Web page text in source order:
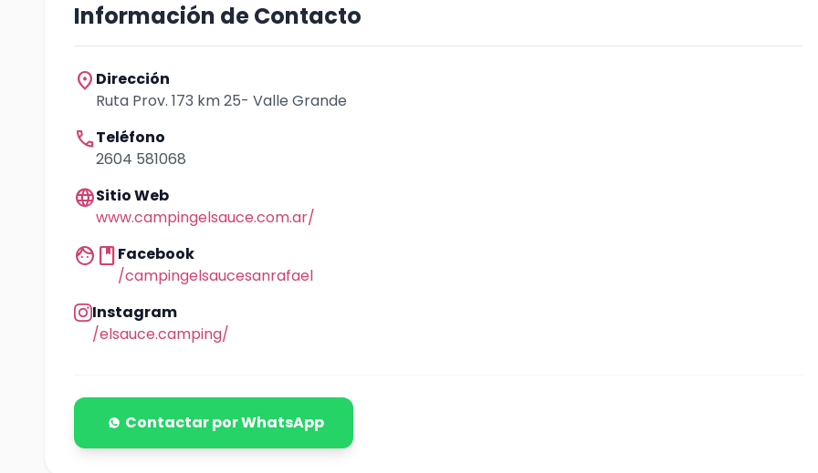
Información de Contacto
location_on Dirección
Ruta Prov. 173 km 25- Valle Grande
callTeléfono
2604 581068
languageSitio Web
www.campingelsauce.com.ar/
facebookFacebook
/campingelsaucesanrafael
Instagram
/elsauce.camping/
Contactar por WhatsApp